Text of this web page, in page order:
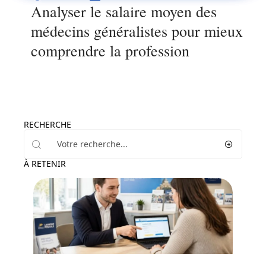
Analyser le salaire moyen des
médecins généralistes pour mieux
comprendre la profession
RECHERCHE
À RETENIR
Banque